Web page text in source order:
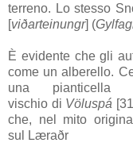
terreno. Lo stesso
[viðarteinungr] (
È evidente che gli
come un alberello.
una
vischio di Völuspá
che, nel mito
sul
Læraðr